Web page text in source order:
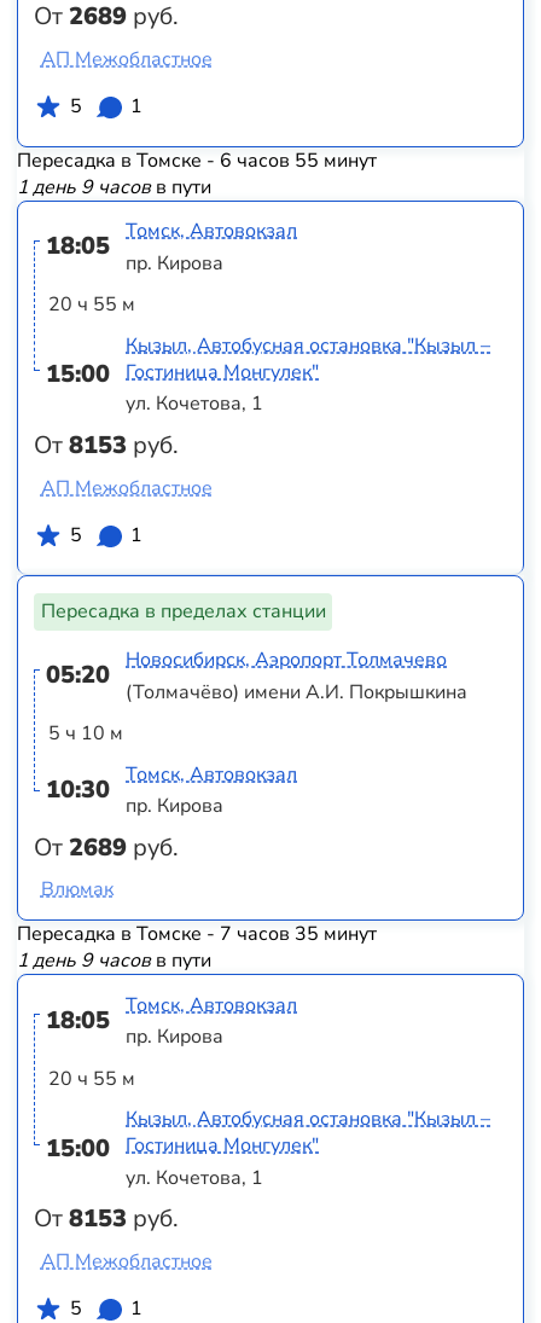
От2689 руб.
АП Межобластное
5
1
Пересадка в Томске - 6 часов 55 минут
1 день 9 часовв пути
18:05
20 ч 55 м
15:00
От8153 руб.
Томск, Автовокзал
пр. Кирова
Кызыл, Автобусная остановка "Кызыл –
Гостиница Монгулек"
ул. Кочетова, 1
АП Межобластное
5
1
Пересадка в пределах станции
05:20
5 ч 10 м
10:30
От2689 руб.
Новосибирск, Аэропорт Толмачево
(Толмачёво) имени А.И. Покрышкина
Томск, Автовокзал
пр. Кирова
Влюмак
Пересадка в Томске - 7 часов 35 минут
1 день 9 часовв пути
18:05
20 ч 55 м
15:00
От8153 руб.
Томск, Автовокзал
пр. Кирова
Кызыл, Автобусная остановка "Кызыл –
Гостиница Монгулек"
ул. Кочетова, 1
АП Межобластное
5
1